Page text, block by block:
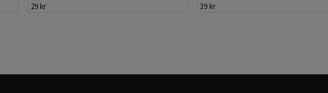
29 kr 39 kr